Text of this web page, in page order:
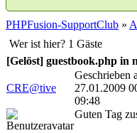
PHPFusion-SupportClub »
Wer ist hier? 1 Gäste
[Gelöst] guestbook.php in
CRE@tive
Geschrieben
27.01.2009
09:48
Guten Tag